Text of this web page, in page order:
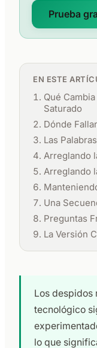
Prueba
EN ESTE
Qué
Saturado
Dónde
Las
Arreglando
Arreglando
Una
Preguntas
La Versión
Los despidos
tecnológico
lo que